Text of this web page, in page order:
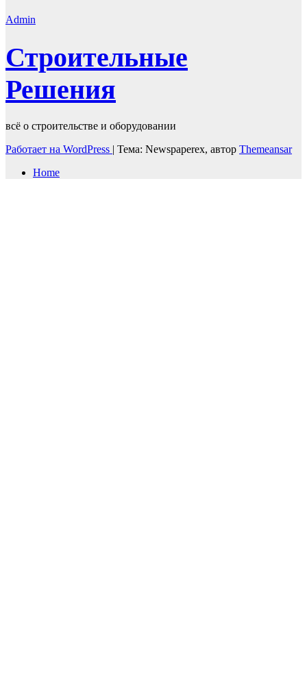
Admin
Строительные
Решения
всё о строительстве и оборудовании
Работает на WordPress | Тема: Newspaperex, автор Themeansar
Home